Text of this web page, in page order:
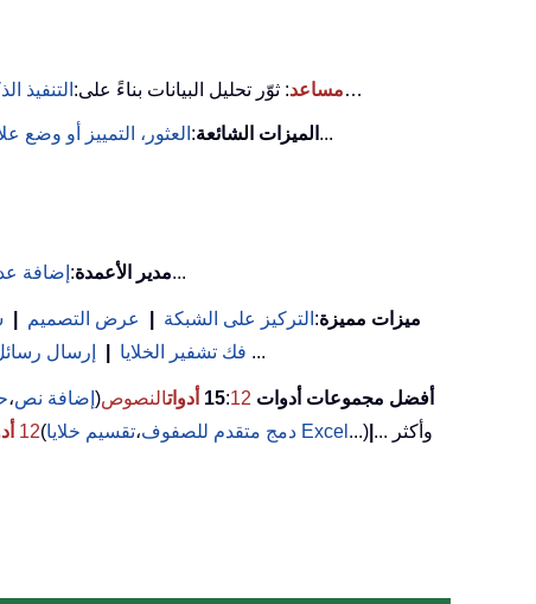
KUTOOLS AI مساعد: ثوّر تحليل البيانات بناءً على: التنفيذ …
الميزات الشائعة: العثور، التمييز أو وضع ...
مدير الأعمدة: إضافة ...
ميزات مميزة: التركيز على الشبكة عرض التصميم
فك تشفير الخلايا
إرسال (تصفية الخلايا التي تحتوي على خط عريض/مائل/يتوسطه خط...) ...
أفضل مجموعات أدوات 15 :12 أدواتالنصوص( إضافة نص،
12( دمج متقدم للصفوف، تقسيم خلايا Excel ...) ... وأكثر